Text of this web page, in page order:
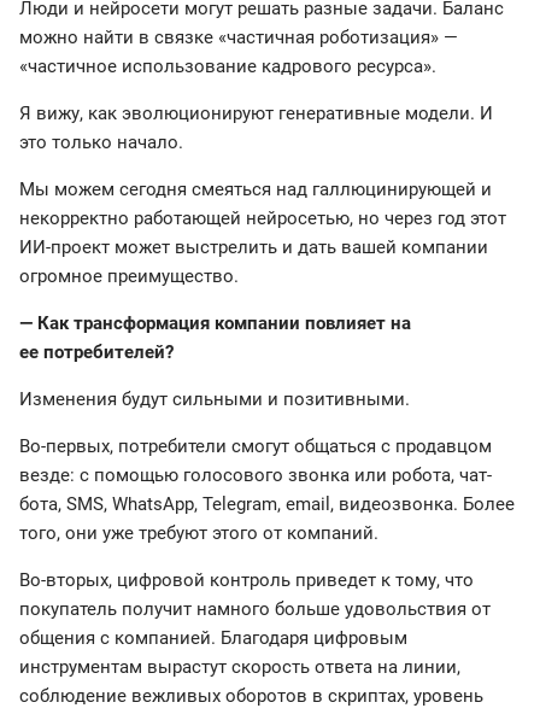
Люди и нейросети могут решать разные задачи. Баланс
можно найти в связке «частичная роботизация» —
«частичное использование кадрового ресурса».
Я вижу, как эволюционируют генеративные модели. И
это только начало.
Мы можем сегодня смеяться над галлюцинирующей и
некорректно работающей нейросетью, но через год этот
ИИ-проект может выстрелить и дать вашей компании
огромное преимущество.
— Как трансформация компании повлияет на
ее потребителей?
Изменения будут сильными и позитивными.
Во-первых, потребители смогут общаться с продавцом
везде: с помощью голосового звонка или робота, чат-
бота, SMS, WhatsApp, Telegram, email, видеозвонка. Более
того, они уже требуют этого от компаний.
Во-вторых, цифровой контроль приведет к тому, что
покупатель получит намного больше удовольствия от
общения с компанией. Благодаря цифровым
инструментам вырастут скорость ответа на линии,
соблюдение вежливых оборотов в скриптах, уровень